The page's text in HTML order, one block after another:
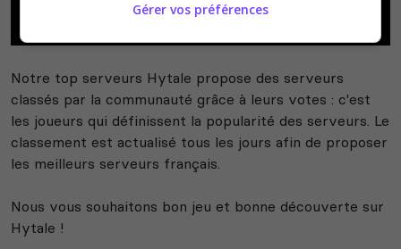
Notre top serveurs Hytale propose des serveurs
classés par la communauté grâce à leurs votes : c'est
les joueurs qui définissent la popularité des serveurs. Le
classement est actualisé tous les jours afin de proposer
les meilleurs serveurs français.
Nous vous souhaitons bon jeu et bonne découverte sur
Hytale !
Gérer vos préférences